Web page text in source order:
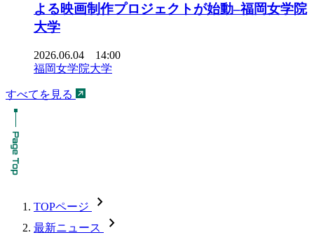
よる映画制作プロジェクトが始動–福岡女学院
大学
2026.06.04 14:00
福岡女学院大学
すべてを見る
TOPページ chevron_forward
最新ニュース chevron_forward